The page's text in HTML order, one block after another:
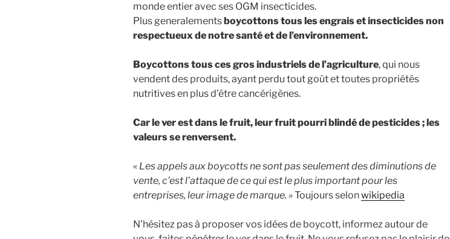
monde entier avec ses OGM insecticides.
Plus generalementsboycottons tous les engrais et insecticides non
respectueux de notre santé et de l’environnement.
Boycottons tous ces gros industriels de l’agriculture, qui nous
vendent des produits, ayant perdu tout goût et toutes propriétés
nutritives en plus d’être cancérigènes.
Car le ver est dans le fruit, leur fruit pourri blindé de pesticides ; les
valeurs se renversent.
« Les appels aux boycotts ne sont pas seulement des diminutions de
vente, c’est l’attaque de ce qui est le plus important pour les
entreprises, leur image de marque. »Toujours selonwikipedia
N’hésitez pas à proposer vos idées de boycott, informez autour de